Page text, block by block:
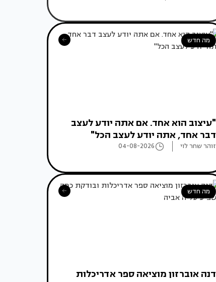
מה חדש
"עיצוב הוא אחד. אם אתה יודע לעצב
דבר אחד, אתה יודע לעצב הכל"
זוהר שחר לוי 04-08-2026
מה חדש
דנה אוברזון מוציאה ספר אדריכלות